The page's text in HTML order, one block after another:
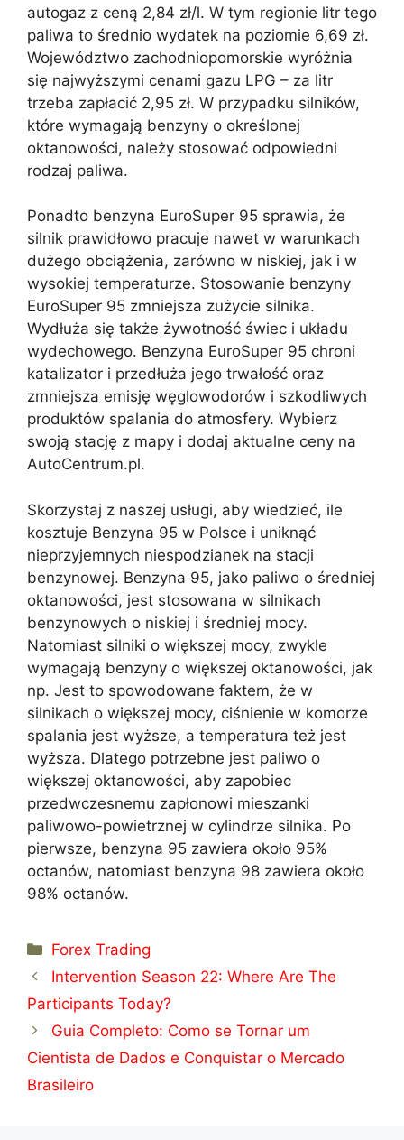
autogaz z ceną 2,84 zł/l. W tym regionie litr tego
paliwa to średnio wydatek na poziomie 6,69 zł.
Województwo zachodniopomorskie wyróżnia
się najwyższymi cenami gazu LPG – za litr
trzeba zapłacić 2,95 zł. W przypadku silników,
które wymagają benzyny o określonej
oktanowości, należy stosować odpowiedni
rodzaj paliwa.
Ponadto benzyna EuroSuper 95 sprawia, że
silnik prawidłowo pracuje nawet w warunkach
dużego obciążenia, zarówno w niskiej, jak i w
wysokiej temperaturze. Stosowanie benzyny
EuroSuper 95 zmniejsza zużycie silnika.
Wydłuża się także żywotność świec i układu
wydechowego. Benzyna EuroSuper 95 chroni
katalizator i przedłuża jego trwałość oraz
zmniejsza emisję węglowodorów i szkodliwych
produktów spalania do atmosfery. Wybierz
swoją stację z mapy i dodaj aktualne ceny na
AutoCentrum.pl.
Skorzystaj z naszej usługi, aby wiedzieć, ile
kosztuje Benzyna 95 w Polsce i uniknąć
nieprzyjemnych niespodzianek na stacji
benzynowej. Benzyna 95, jako paliwo o średniej
oktanowości, jest stosowana w silnikach
benzynowych o niskiej i średniej mocy.
Natomiast silniki o większej mocy, zwykle
wymagają benzyny o większej oktanowości, jak
np. Jest to spowodowane faktem, że w
silnikach o większej mocy, ciśnienie w komorze
spalania jest wyższe, a temperatura też jest
wyższa. Dlatego potrzebne jest paliwo o
większej oktanowości, aby zapobiec
przedwczesnemu zapłonowi mieszanki
paliwowo-powietrznej w cylindrze silnika. Po
pierwsze, benzyna 95 zawiera około 95%
octanów, natomiast benzyna 98 zawiera około
98% octanów.
Categorías
Forex Trading
Intervention Season 22: Where Are The
Participants Today?
Guia Completo: Como se Tornar um
Cientista de Dados e Conquistar o Mercado
Brasileiro